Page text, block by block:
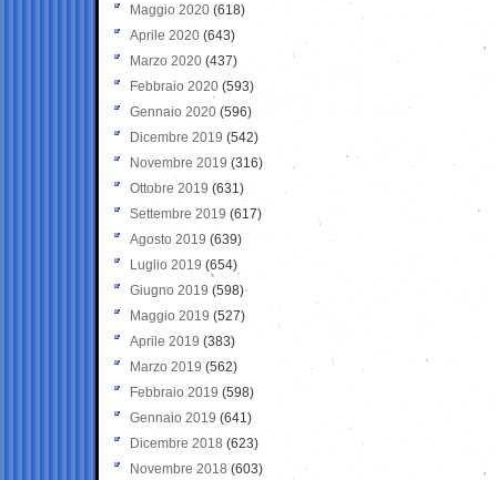
Maggio 2020 (618)
Aprile 2020 (643)
Marzo 2020 (437)
Febbraio 2020 (593)
Gennaio 2020 (596)
Dicembre 2019 (542)
Novembre 2019 (316)
Ottobre 2019 (631)
Settembre 2019 (617)
Agosto 2019 (639)
Luglio 2019 (654)
Giugno 2019 (598)
Maggio 2019 (527)
Aprile 2019 (383)
Marzo 2019 (562)
Febbraio 2019 (598)
Gennaio 2019 (641)
Dicembre 2018 (623)
Novembre 2018 (603)